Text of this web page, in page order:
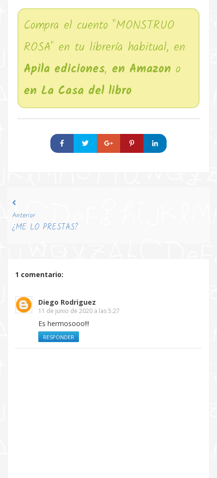
Compra el cuento "MONSTRUO
ROSA" en tu librería habitual, en
Apila ediciones, en Amazon o
en La Casa del libro
Anterior
¿ME LO PRESTAS?
1 comentario:
Diego Rodriguez
11 de junio de 2020 a las 5:27
Es hermosooo!!!
RESPONDER